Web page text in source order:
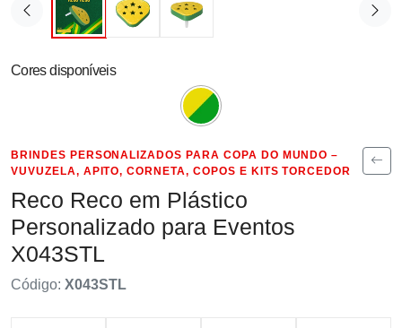
Cores disponíveis
BRINDES PERSONALIZADOS PARA COPA DO MUNDO –
VUVUZELA, APITO, CORNETA, COPOS E KITS TORCEDOR
Reco Reco em Plástico
Personalizado para Eventos
X043STL
Código: X043STL